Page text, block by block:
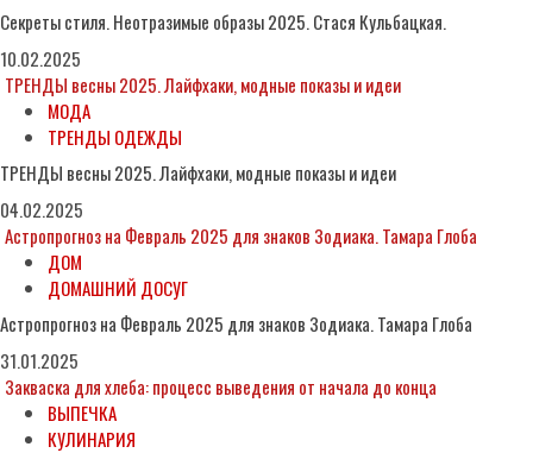
Секреты стиля. Неотразимые образы 2025. Стася Кульбацкая.
10.02.2025
ТРЕНДЫ весны 2025. Лайфхаки, модные показы и идеи
МОДА
ТРЕНДЫ ОДЕЖДЫ
ТРЕНДЫ весны 2025. Лайфхаки, модные показы и идеи
04.02.2025
Астропрогноз на Февраль 2025 для знаков Зодиака. Тамара Глоба
ДОМ
ДОМАШНИЙ ДОСУГ
Астропрогноз на Февраль 2025 для знаков Зодиака. Тамара Глоба
31.01.2025
Закваска для хлеба: процесс выведения от начала до конца
ВЫПЕЧКА
КУЛИНАРИЯ